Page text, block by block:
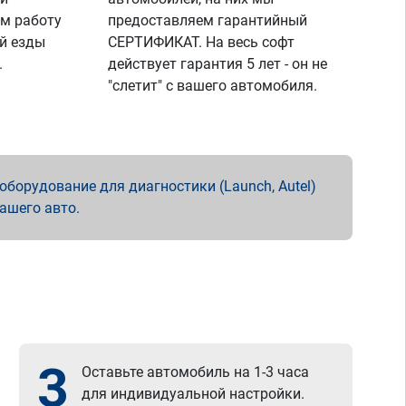
работу
езды
предоставляем гарантийный
СЕРТИФИКАТ. На весь софт
действует гарантия 5 лет - он не
"слетит" с вашего автомобиля.
для диагностики (Launch, Autel)
авто.
3
Оставьте автомобиль на 1-3 часа
для индивидуальной настройки.